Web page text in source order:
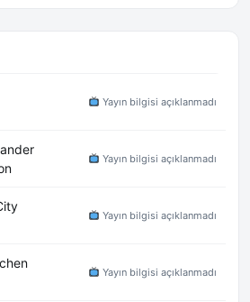
Yayın bilgisi açıklanmadı
Yayın bilgisi açıklanmadı
Yayın bilgisi açıklanmadı
Yayın bilgisi açıklanmadı